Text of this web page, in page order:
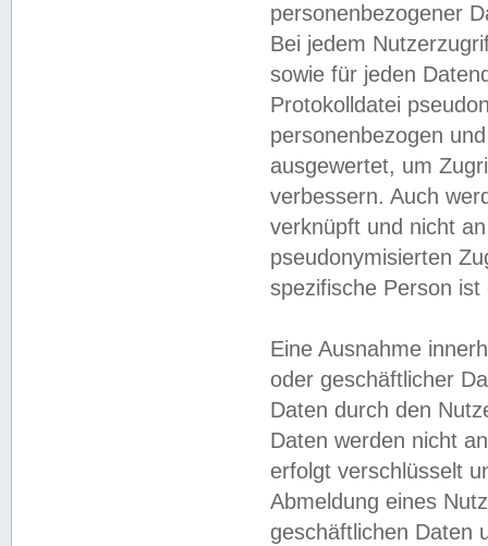
personenbezogener
Bei jedem
sowie für jeden
Protokolldatei
personenbezogen
ausgewertet, um
verbessern. Auch
verknüpft und nicht
pseudonymisierten
spezifische Person
Eine Ausnahme
oder geschäftlicher
Daten durch den
Daten werden nicht
erfolgt verschlüsselt
Abmeldung eines
geschäftlichen Daten